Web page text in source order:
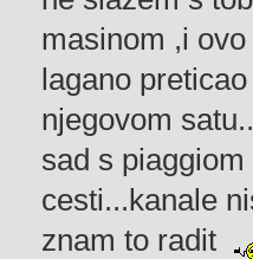
masinom ,i
lagano
njegovom
sad s
cesti...kanale
znam to radit